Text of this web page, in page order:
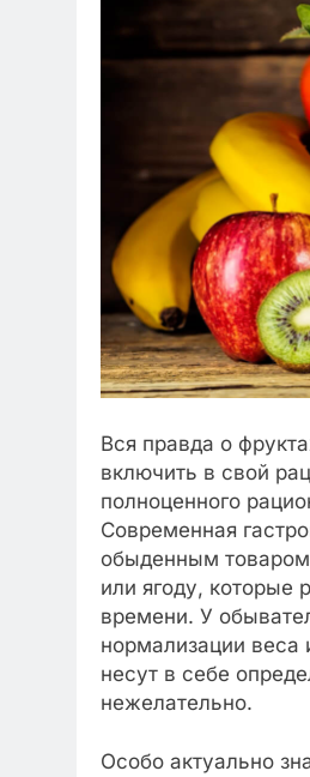
Вся правда о
включить в свой
полноценного
Современная
обыденным
или ягоду,
времени. У
нормализации веса
несут в себе
нежелательно.
Особо актуально